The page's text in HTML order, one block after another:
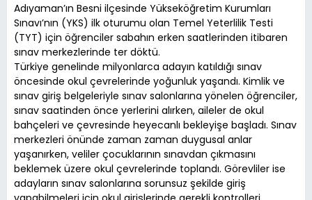
Adıyaman’ın Besni ilçesinde Yükseköğretim Kurumları
Sınavı’nın (YKS) ilk oturumu olan Temel Yeterlilik Testi
(TYT) için öğrenciler sabahın erken saatlerinden itibaren
sınav merkezlerinde ter döktü.
Türkiye genelinde milyonlarca adayın katıldığı sınav
öncesinde okul çevrelerinde yoğunluk yaşandı. Kimlik ve
sınav giriş belgeleriyle sınav salonlarına yönelen öğrenciler,
sınav saatinden önce yerlerini alırken, aileler de okul
bahçeleri ve çevresinde heyecanlı bekleyişe başladı. Sınav
merkezleri önünde zaman zaman duygusal anlar
yaşanırken, veliler çocuklarının sınavdan çıkmasını
beklemek üzere okul çevrelerinde toplandı. Görevliler ise
adayların sınav salonlarına sorunsuz şekilde giriş